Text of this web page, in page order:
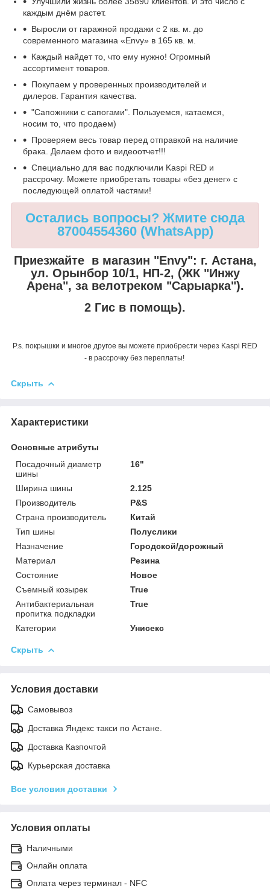
каждым днём растет.
Выросли от гаражной продажи с 2 кв. м. до
современного магазина «Envy» в 165 кв. м.
Каждый найдет то, что ему нужно! Огромный
ассортимент товаров.
Покупаем у проверенных производителей и
дилеров. Гарантия качества.
"Сапожники с сапогами". Пользуемся, катаемся,
носим то, что продаем)
Проверяем весь товар перед отправкой на наличие
брака. Делаем фото и видеоотчет!!!
Специально для вас подключили Kaspi RED и
рассрочку. Можете приобретать товары «без денег» с
последующей оплатой частями!
Остались вопросы? Жмите сюда
87004554360 (WhatsApp)
Приезжайте в магазин "Envy": г. Астана,
ул. Орынбор 10/1, НП-2, (ЖК "Инжу
Арена", за велотреком "Сарыарка").
2 Гис в помощь).
P.s. покрышки и многое другое вы можете приобрести через Kaspi RED
- в рассрочку без переплаты!
Скрыть
Характеристики
Основные атрибуты
Посадочный диаметр
шины
16"
Ширина шины
2.125
Производитель
P&S
Страна производитель
Китай
Тип шины
Полуслики
Назначение
Городской/дорожный
Материал
Резина
Состояние
Новое
Съемный козырек
True
Антибактериальная
пропитка подкладки
True
Категории Унисекс
Скрыть
Условия доставки
Самовывоз
Доставка Яндекс такси по Астане.
Доставка Казпочтой
Курьерская доставка
Все условия доставки
Условия оплаты
Наличными
Онлайн оплата
Оплата через терминал - NFC